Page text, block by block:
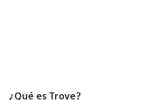
¿Qué es Trove?